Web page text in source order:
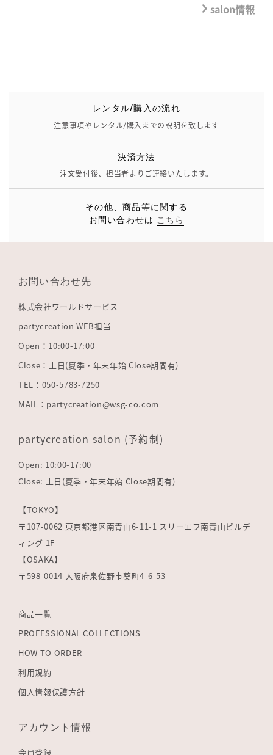
salon情報
レンタル/購入の流れ
注意事項やレンタル/購入までの説明を致します
決済方法
注文受付後、担当者よりご連絡いたします。
その他、商品等に関する
お問い合わせは こちら
お問い合わせ先
株式会社ワールドサービス
partycreation WEB担当
Open：10:00-17:00
Close：土日(夏季・年末年始 Close期間有)
TEL：050-5783-7250
MAIL：partycreation@wsg-co.com
partycreation salon (予約制)
Open: 10:00-17:00
Close: 土日(夏季・年末年始 Close期間有)
【TOKYO】
〒107-0062 東京都港区南青山6-11-1 スリーエフ南青山ビルデ
ィング 1F
【OSAKA】
〒598-0014 大阪府泉佐野市葵町4-6-53
商品一覧
PROFESSIONAL COLLECTIONS
HOW TO ORDER
利用規約
個人情報保護方針
アカウント情報
会員登録